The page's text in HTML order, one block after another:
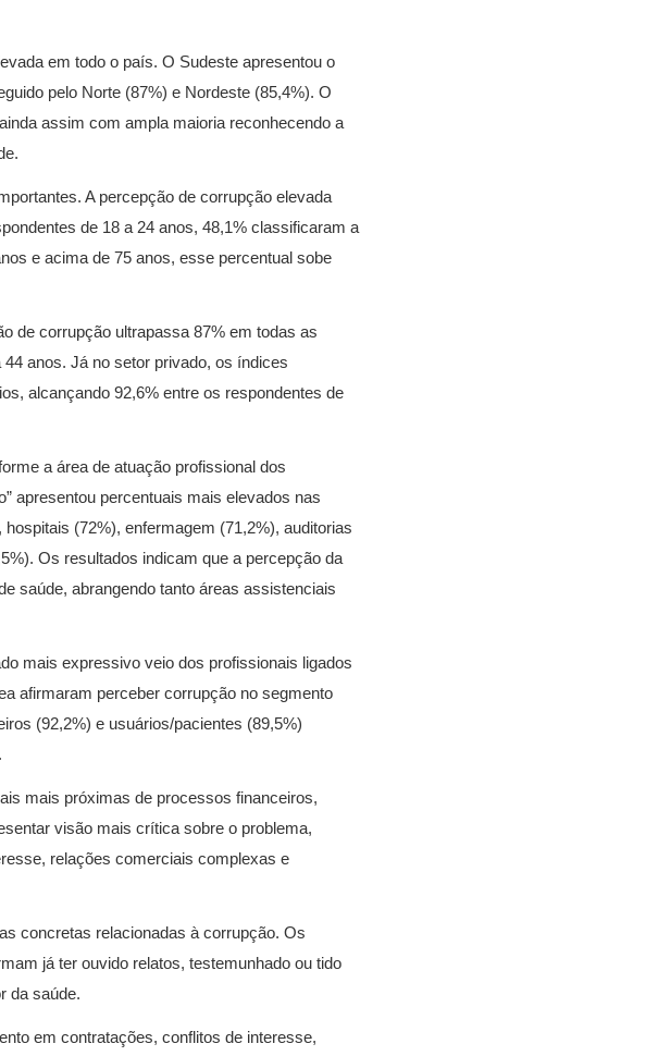
em todo o país. O Sudeste apresentou o
pelo Norte (87%) e Nordeste (85,4%). O
assim com ampla maioria reconhecendo a
A percepção de corrupção elevada
de 18 a 24 anos, 48,1% classificaram a
e acima de 75 anos, esse percentual sobe
de corrupção ultrapassa 87% em todas as
anos. Já no setor privado, os índices
alcançando 92,6% entre os respondentes de
a área de atuação profissional dos
apresentou percentuais mais elevados nas
(72%), enfermagem (71,2%), auditorias
Os resultados indicam que a percepção da
saúde, abrangendo tanto áreas assistenciais
mais expressivo veio dos profissionais ligados
afirmaram perceber corrupção no segmento
(92,2%) e usuários/pacientes (89,5%)
mais próximas de processos financeiros,
visão mais crítica sobre o problema,
relações comerciais complexas e
concretas relacionadas à corrupção. Os
já ter ouvido relatos, testemunhado ou tido
da saúde.
em contratações, conflitos de interesse,